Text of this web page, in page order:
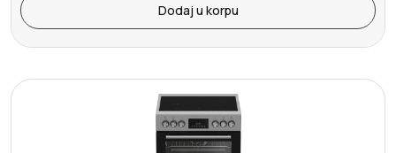
Dodaj u korpu